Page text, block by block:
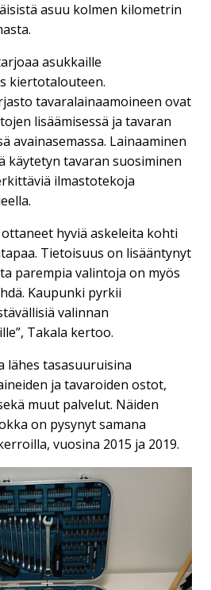
asuu kolmen kilometrin
asukkaille
kiertotalouteen.
tavaralainaamoineen ovat
lisäämisessä ja tavaran
avainasemassa. Lainaaminen
käytetyn tavaran suosiminen
ilmastotekoja
hyviä askeleita kohti
Tietoisuus on lisääntynyt
parempia valintoja on myös
Kaupunki pyrkii
valinnan
Takala kertoo.
lähes tasasuuruisina
ja tavaroiden ostot,
muut palvelut. Näiden
on pysynyt samana
vuosina 2015 ja 2019.